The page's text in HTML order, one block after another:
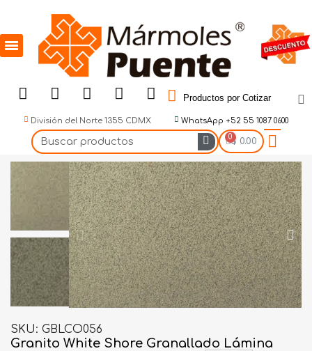
Productos por Cotizar
División del Norte 1355 CDMX WhatsApp +52 55 1087 0600
$ 0.00
SKU GBLCO056
Granito White Shore Granallado Lámina